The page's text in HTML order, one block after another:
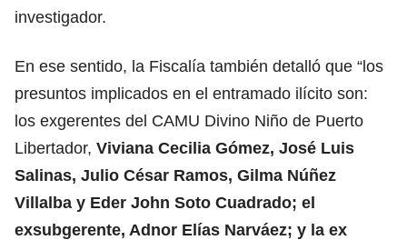
investigador.
En ese sentido, la Fiscalía también detalló que “los
presuntos implicados en el entramado ilícito son:
los exgerentes del CAMU Divino Niño de Puerto
Libertador, Viviana Cecilia Gómez, José Luis
Salinas, Julio César Ramos, Gilma Núñez
Villalba y Eder John Soto Cuadrado; el
exsubgerente, Adnor Elías Narváez; y la ex